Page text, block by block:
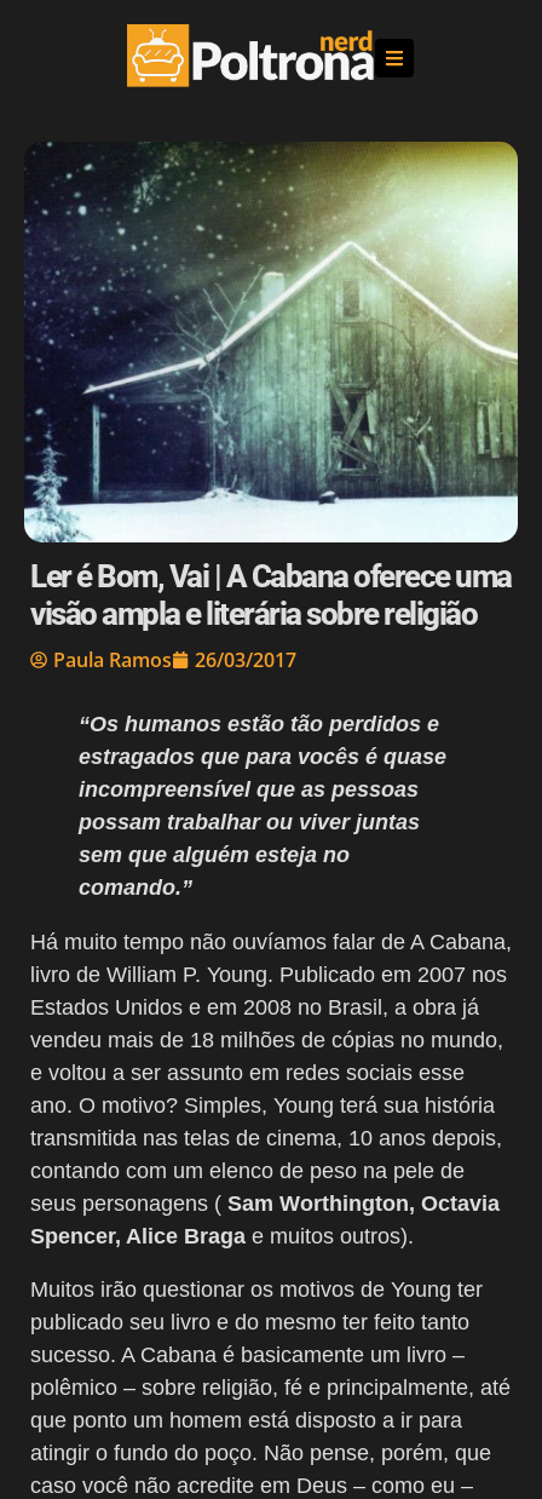
Ler é Bom, Vai | A Cabana oferece uma
visão ampla e literária sobre religião
Paula Ramos 26/03/2017
“Os humanos estão tão perdidos e
estragados que para vocês é quase
incompreensível que as pessoas
possam trabalhar ou viver juntas
sem que alguém esteja no
comando.”
Há muito tempo não ouvíamos falar de A Cabana,
livro de William P. Young. Publicado em 2007 nos
Estados Unidos e em 2008 no Brasil, a obra já
vendeu mais de 18 milhões de cópias no mundo,
e voltou a ser assunto em redes sociais esse
ano. O motivo? Simples, Young terá sua história
transmitida nas telas de cinema, 10 anos depois,
contando com um elenco de peso na pele de
seus personagens ( Sam Worthington, Octavia
Spencer, Alice Braga e muitos outros).
Muitos irão questionar os motivos de Young ter
publicado seu livro e do mesmo ter feito tanto
sucesso. A Cabana é basicamente um livro –
polêmico – sobre religião, fé e principalmente, até
que ponto um homem está disposto a ir para
atingir o fundo do poço. Não pense, porém, que
caso você não acredite em Deus – como eu –